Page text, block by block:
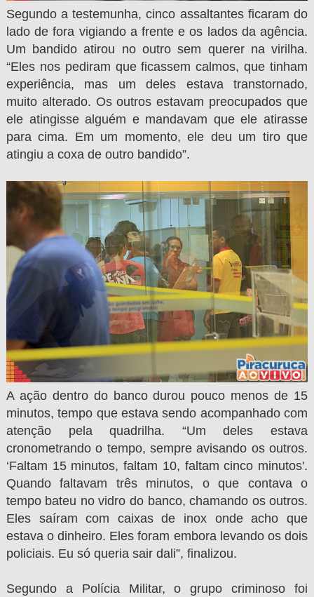
Segundo a testemunha, cinco assaltantes ficaram do
lado de fora vigiando a frente e os lados da agência.
Um bandido atirou no outro sem querer na virilha.
“Eles nos pediram que ficassem calmos, que tinham
experiência, mas um deles estava transtornado,
muito alterado. Os outros estavam preocupados que
ele atingisse alguém e mandavam que ele atirasse
para cima. Em um momento, ele deu um tiro que
atingiu a coxa de outro bandido”.
A ação dentro do banco durou pouco menos de 15
minutos, tempo que estava sendo acompanhado com
atenção pela quadrilha. “Um deles estava
cronometrando o tempo, sempre avisando os outros.
‘Faltam 15 minutos, faltam 10, faltam cinco minutos'.
Quando faltavam três minutos, o que contava o
tempo bateu no vidro do banco, chamando os outros.
Eles saíram com caixas de inox onde acho que
estava o dinheiro. Eles foram embora levando os dois
policiais. Eu só queria sair dali”, finalizou.
Segundo a Polícia Militar, o grupo criminoso foi